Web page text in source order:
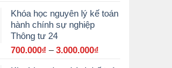
từ
Khóa học nguyên lý kế toán
hành chính sự nghiệp
Thông tư 24
700.000₫ – 3.000.000₫